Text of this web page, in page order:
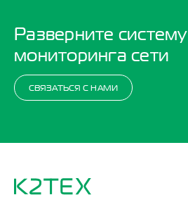
Разверните систему
мониторинга сети
СВЯЗАТЬСЯ С НАМИ